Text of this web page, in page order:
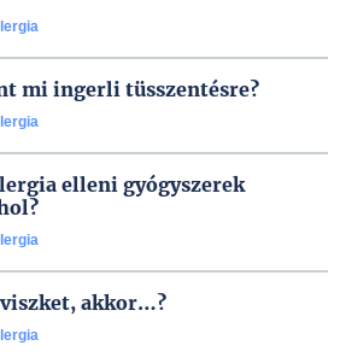
mi ingerli tüsszentésre?
elleni gyógyszerek
akkor…?